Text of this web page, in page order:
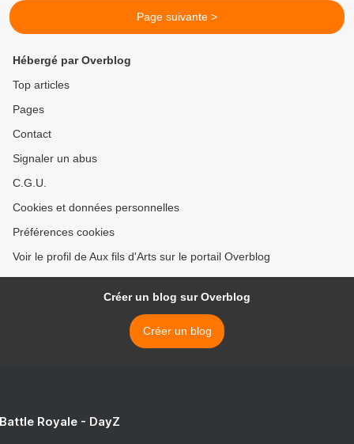
Page suivante >
Hébergé par Overblog
Top articles
Pages
Contact
Signaler un abus
C.G.U.
Cookies et données personnelles
Préférences cookies
Voir le profil de Aux fils d'Arts sur le portail Overblog
Créer un blog sur Overblog
Créer un blog
Royale - DayZ